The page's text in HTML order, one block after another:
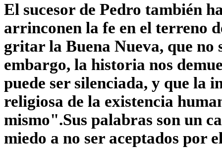
El sucesor de Pedro también
arrinconen la fe en el terreno
gritar la Buena Nueva, que no
embargo, la historia nos
puede ser silenciada, y que la
religiosa de la existencia
mismo".Sus palabras son un
miedo a no ser aceptados por